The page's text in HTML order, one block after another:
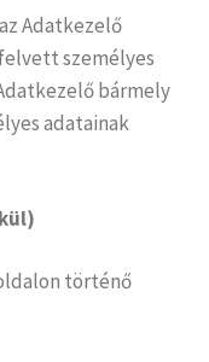
Adatkezelő
személyes
bármely
adatainak
történő